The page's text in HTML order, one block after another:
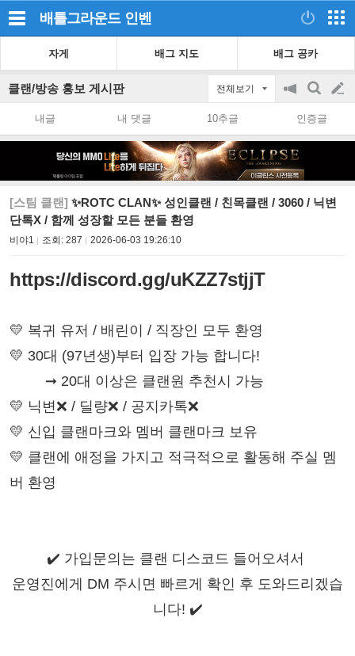
배틀그라운드 인벤
자게 배그 지도 배그 공카
클랜/방송 홍보 게시판 전체보기
공
on/off
검
색
글
쓰
내글 내 댓글 10추글 인증글
[스팀 클랜] ✨ROTC CLAN✨ 성인클랜 / 친목클랜 / 3060 / 닉변
단톡X / 함께 성장할 모든 분들 환영
비야1 조회: 287 2026-06-03 19:26:10
https://discord.gg/uKZZ7stjjT
💛 복귀 유저 / 배린이 / 직장인 모두 환영
💛 30대 (97년생)부터 입장 가능 합니다!
         ➞
20대 이상은 클랜원 추천시 가능
💛 닉변❌ / 딜량❌ / 공지카톡❌
💛 신입 클랜마크와 멤버 클랜마크 보유
💛 클랜에 애정을 가지고 적극적으로 활동해 주실 멤
버 환영
✔️ 가입문의는 클랜 디스코드 들어오셔서
운영진에게 DM 주시면 빠르게 확인 후 도와드리겠습
니다! ✔️